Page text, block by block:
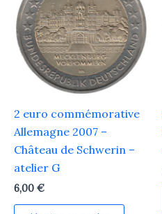
2 euro commémorative
Allemagne 2007 –
Château de Schwerin –
atelier G
6,00 €